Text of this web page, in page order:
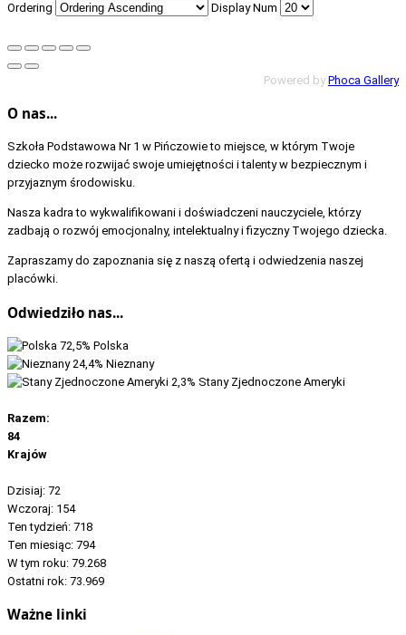
Ordering
Display Num
Powered by Phoca Gallery
O nas...
Szkoła Podstawowa Nr 1 w Pińczowie to miejsce, w którym Twoje
dziecko może rozwijać swoje umiejętności i talenty w bezpiecznym i
przyjaznym środowisku.
Nasza kadra to wykwalifikowani i doświadczeni nauczyciele, którzy
zadbają o rozwój emocjonalny, intelektualny i fizyczny Twojego dziecka.
Zapraszamy do zapoznania się z naszą ofertą i odwiedzenia naszej
placówki.
Odwiedziło nas...
72,5% Polska
24,4% Nieznany
2,3% Stany Zjednoczone Ameryki
Razem:
84
Krajów
Dzisiaj: 72
Wczoraj: 154
Ten tydzień: 718
Ten miesiąc: 794
W tym roku: 79.268
Ostatni rok: 73.969
Ważne linki